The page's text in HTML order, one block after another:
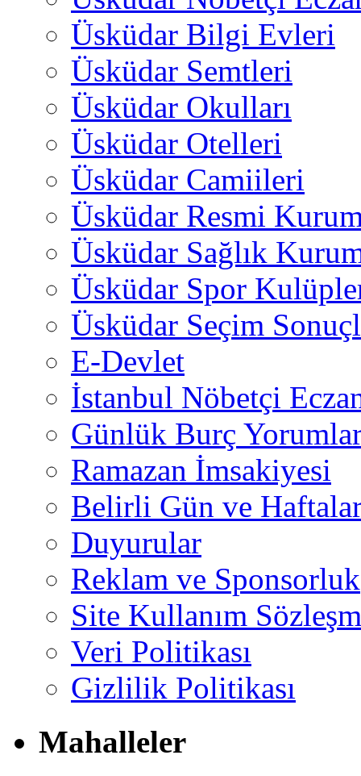
Üsküdar Bilgi Evleri
Üsküdar Semtleri
Üsküdar Okulları
Üsküdar Otelleri
Üsküdar Camiileri
Üsküdar Resmi
Üsküdar Sağlık
Üsküdar Spor
Üsküdar Seçim
E-Devlet
İstanbul Nöbetçi
Günlük Burç
Ramazan İmsakiyesi
Belirli Gün ve
Duyurular
Reklam ve Sponsorluk
Site Kullanım
Veri Politikası
Gizlilik Politikası
Mahalleler